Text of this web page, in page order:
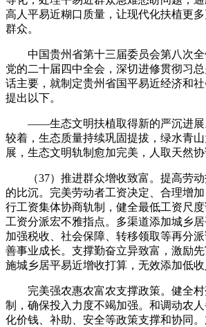
高人平易近糊口质量，让现代化扶植更
群众。
中国贵州省第十三届委员会第八次全
党的二十届四中全会，深切进修贯彻习
话主要，就制定贵州省国平易近经济和社
提出以下。
——生态文明扶植取得新的严沉进展
较着，生态质量持续巩固提拔，绿水青
展，生态文明轨制愈加完美，人取天然协
（37）推进群众增收致富。提高劳动
的比沉。完美劳动者工资决定、合理增
行工资集体协商轨制，健全最低工资尺
工资分派宏不雅指点。多渠道添加城乡居
加强税收、社会保障、转移领取等再分
善事业成长。支撑勤奋立异致富，激励
施城乡居平易近增收打算，无效添加低收
完美强农惠农富农支撑政策。健全村
制，确保投入力度不竭加强。和调动农
化价钱、补助、安全等政策支撑和协同